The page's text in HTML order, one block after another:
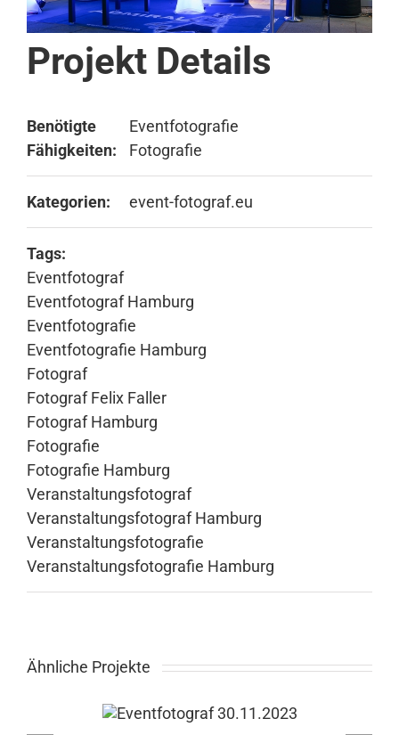
Projekt Details
Benötigte
Fähigkeiten:
Eventfotografie
Fotografie
Kategorien: event-fotograf.eu
Tags:
Eventfotograf
Eventfotograf Hamburg
Eventfotografie
Eventfotografie Hamburg
Fotograf
Fotograf Felix Faller
Fotograf Hamburg
Fotografie
Fotografie Hamburg
Veranstaltungsfotograf
Veranstaltungsfotograf Hamburg
Veranstaltungsfotografie
Veranstaltungsfotografie Hamburg
Ähnliche Projekte